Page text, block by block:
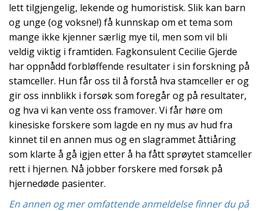
lett tilgjengelig, lekende og humoristisk. Slik kan barn
og unge (og voksne!) få kunnskap om et tema som
mange ikke kjenner særlig mye til, men som vil bli
veldig viktig i framtiden. Fagkonsulent Cecilie Gjerde
har oppnådd forbløffende resultater i sin forskning på
stamceller. Hun får oss til å forstå hva stamceller er og
gir oss innblikk i forsøk som foregår og på resultater,
og hva vi kan vente oss framover. Vi får høre om
kinesiske forskere som lagde en ny mus av hud fra
kinnet til en annen mus og en slagrammet åttiåring
som klarte å gå igjen etter å ha fått sprøytet stamceller
rett i hjernen. Nå jobber forskere med forsøk på
hjernedøde pasienter.
En annen og mer omfattende anmeldelse finner du på